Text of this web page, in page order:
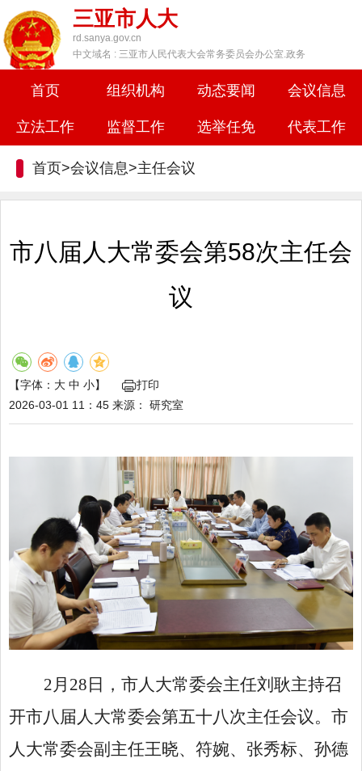
三亚市人大
rd.sanya.gov.cn
中文域名 : 三亚市人民代表大会常务委员会办公室.政务
首页 组织机构 动态要闻 会议信息
立法工作 监督工作 选举任免 代表工作
首页>会议信息>主任会议
市八届人大常委会第58次主任会
议
【字体： 大 中 小】
打印
2026-03-01 11：45 来源： 研究室
2月28日，市人大常委会主任刘耿主持召
开市八届人大常委会第五十八次主任会议。市
人大常委会副主任王晓、符婉、张秀标、孙德